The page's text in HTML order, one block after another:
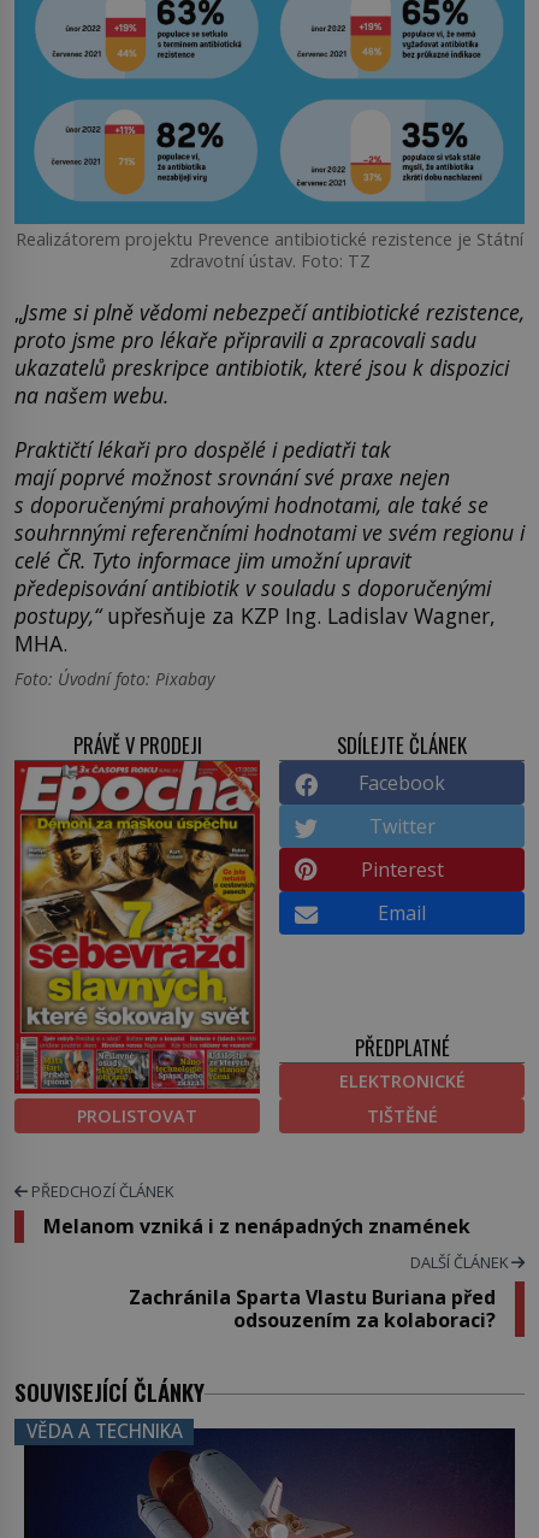
Realizátorem projektu Prevence antibiotické rezistence je Státní
zdravotní ústav. Foto: TZ
„Jsme si plně vědomi nebezpečí antibiotické rezistence,
proto jsme pro lékaře připravili a zpracovali sadu
ukazatelů preskripce antibiotik, které jsou k dispozici
na našem webu.
Praktičtí lékaři pro dospělé i pediatři tak
mají poprvé možnost srovnání své praxe nejen
s doporučenými prahovými hodnotami, ale také se
souhrnnými referenčními hodnotami ve svém regionu i
celé ČR. Tyto informace jim umožní upravit
předepisování antibiotik v souladu s doporučenými
postupy,“upřesňuje za KZP Ing. Ladislav Wagner,
MHA.
Foto: Úvodní foto: Pixabay
PRÁVĚ V PRODEJI
PROLISTOVAT
SDÍLEJTE ČLÁNEK
Facebook
Twitter
Pinterest
Email
PŘEDPLATNÉ
ELEKTRONICKÉ
TIŠTĚNÉ
PŘEDCHOZÍ ČLÁNEK
Melanom vzniká i z nenápadných znamének
DALŠÍ ČLÁNEK
Zachránila Sparta Vlastu Buriana před
odsouzením za kolaboraci?
SOUVISEJÍCÍ ČLÁNKY
VĚDA A TECHNIKA